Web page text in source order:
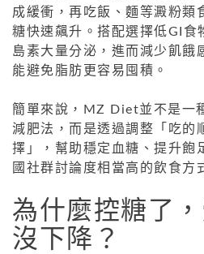
成緩衝，再吃飯、麵等澱粉類
糖快速飆升。搭配選擇低GI食
島素大量分泌，進而減少飢餓
能避免脂肪更容易囤積。
簡單來說，MZ Diet並不是一
減肥法，而是透過調整「吃的
擇」，幫助穩定血糖、提升飽
國社群討論度相當高的飲食方
為什麼控糖了
沒下降？